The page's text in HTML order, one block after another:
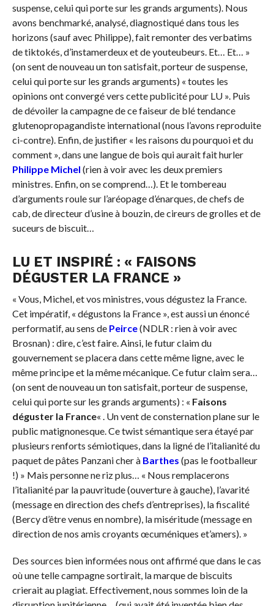
suspense, celui qui porte sur les grands arguments). Nous
avons benchmarké, analysé, diagnostiqué dans tous les
horizons (sauf avec Philippe), fait remonter des verbatims
de tiktokés, d’instamerdeux et de youteubeurs. Et… Et… »
(on sent de nouveau un ton satisfait, porteur de suspense,
celui qui porte sur les grands arguments) « toutes les
opinions ont convergé vers cette publicité pour LU ». Puis
de dévoiler la campagne de ce faiseur de blé tendance
glutenopropagandiste international (nous l’avons reproduite
ci-contre). Enfin, de justifier « les raisons du pourquoi et du
comment », dans une langue de bois qui aurait fait hurler
Philippe Michel (rien à voir avec les deux premiers
ministres. Enfin, on se comprend…). Et le tombereau
d’arguments roule sur l’aréopage d’énarques, de chefs de
cab, de directeur d’usine à bouzin, de cireurs de grolles et de
suceurs de biscuit…
LU ET INSPIRÉ : « FAISONS
DÉGUSTER LA FRANCE »
« Vous, Michel, et vos ministres, vous dégustez la France.
Cet impératif, « dégustons la France », est aussi un énoncé
performatif, au sens de Peirce(NDLR : rien à voir avec
Brosnan) : dire, c’est faire. Ainsi, le futur claim du
gouvernement se placera dans cette même ligne, avec le
même principe et la même mécanique. Ce futur claim sera…
(on sent de nouveau un ton satisfait, porteur de suspense,
celui qui porte sur les grands arguments) : « Faisons
déguster la France« . Un vent de consternation plane sur le
public matignonesque. Ce twist sémantique sera étayé par
plusieurs renforts sémiotiques, dans la ligné de l’italianité du
paquet de pâtes Panzani cher à Barthes (pas le footballeur
!) » Mais personne ne riz plus… « Nous remplacerons
l’italianité par la pauvritude (ouverture à gauche), l’avarité
(message en direction des chefs d’entreprises), la fiscalité
(Bercy d’être venus en nombre), la miséritude (message en
direction de nos amis croyants œcuméniques et’amers). »
Des sources bien informées nous ont affirmé que dans le cas
où une telle campagne sortirait, la marque de biscuits
crierait au plagiat. Effectivement, nous sommes loin de la